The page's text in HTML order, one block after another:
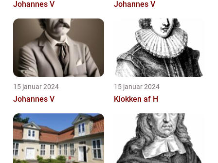
Johannes V Johannes V
15 januar 2024
Johannes V
15 januar 2024
Klokken af H